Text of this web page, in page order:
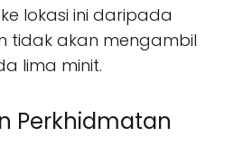
ke lokasi ini daripada
tidak akan mengambil
lima minit.
Perkhidmatan